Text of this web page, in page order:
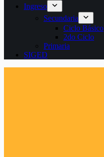
Ingreso
Secundaria
Ciclo Básico
2do Ciclo
Primaria
SIGED